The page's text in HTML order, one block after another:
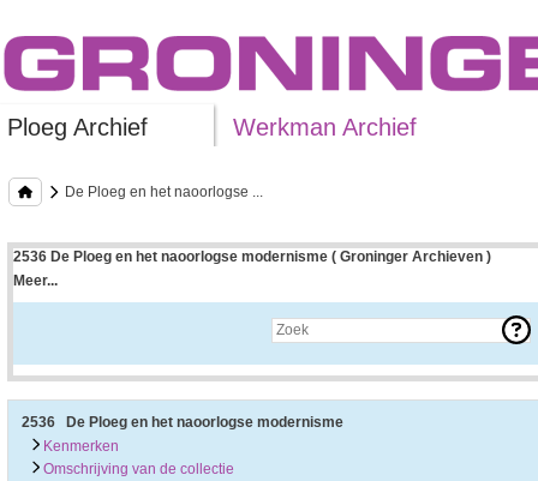
Ploeg Archief Werkman Archief
De Ploeg en het naoorlogse ...
2536 De Ploeg en het naoorlogse modernisme ( Groninger Archieven )
Meer...
Uitleg bij archieftoegang
Een archieftoegang geeft uitgebreide informatie over een bepaald archief.
• Kenmerken van het archief
• Inleiding op het archief
• Inventaris of plaatsingslijst
• Eventueel bijlagen
De kenmerken van het archief zijn o.m. de omvang, vindplaats,
2536 De Ploeg en het naoorlogse modernisme
Kenmerken
Omschrijving van de collectie